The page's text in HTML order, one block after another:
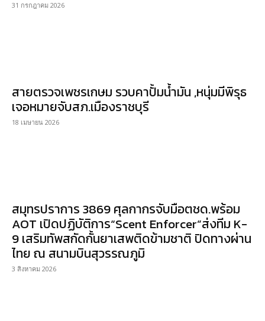
31 กรกฎาคม 2026
สายตรวจเพชรเกษม รวบคาปั้มน้ำมัน ,หนุ่มมีพิรุธ
เจอหมายจับสภ.เมืองราชบุรี
18 เมษายน 2026
สมุทรปราการ 3869 ศุลกากรจับมือตชด.พร้อม
AOT เปิดปฏิบัติการ“Scent Enforcer”ส่งทีม K-
9 เสริมทัพสกัดกั้นยาเสพติดข้ามชาติ ปิดทางผ่าน
ไทย ณ สนามบินสุวรรณภูมิ
3 สิงหาคม 2026